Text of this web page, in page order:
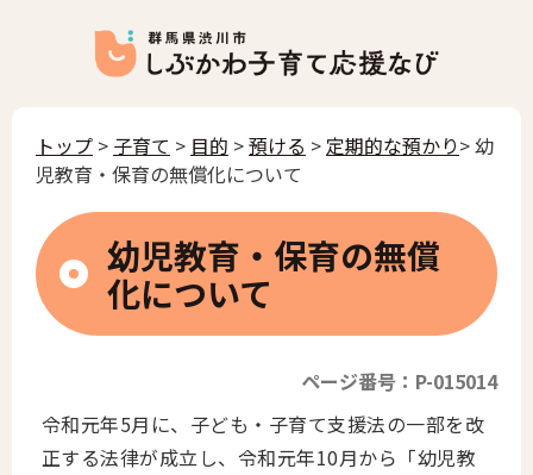
トップ > 子育て > 目的 >預ける > 定期的な預かり> 幼
児教育・保育の無償化について
幼児教育・保育の無償
化について
ページ番号：P-015014
令和元年5月に、子ども・子育て支援法の一部を改
正する法律が成立し、令和元年10月から「幼児教